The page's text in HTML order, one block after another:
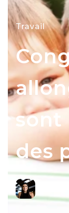
Travail
sont
des